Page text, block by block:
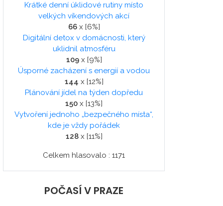
Krátké denní úklidové rutiny místo
velkých víkendových akcí
66x [6%]
Digitální detox v domácnosti, který
uklidnil atmosféru
109x [9%]
Úsporné zacházení s energií a vodou
144 x [12%]
Plánování jídel na týden dopředu
150 x [13%]
Vytvoření jednoho „bezpečného místa“,
kde je vždy pořádek
128x [11%]
Celkem hlasovalo : 1171
POČASÍ V PRAZE